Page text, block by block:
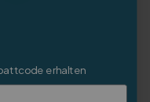
erhalten